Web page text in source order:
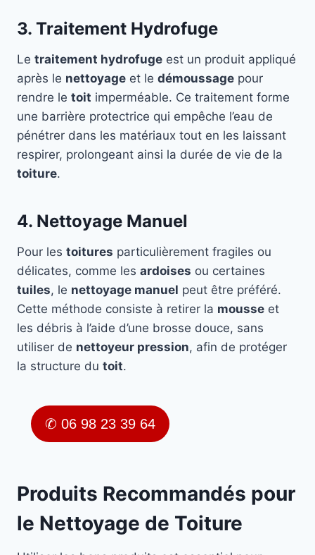
3. Traitement Hydrofuge
Le traitement hydrofuge est un produit appliqué
après le nettoyage et le démoussage pour
rendre le toit imperméable. Ce traitement forme
une barrière protectrice qui empêche l’eau de
pénétrer dans les matériaux tout en les laissant
respirer, prolongeant ainsi la durée de vie de la
toiture.
4. Nettoyage Manuel
Pour les toitures particulièrement fragiles ou
délicates, comme les ardoises ou certaines
tuiles, le nettoyage manuel peut être préféré.
Cette méthode consiste à retirer la mousse et
les débris à l’aide d’une brosse douce, sans
utiliser de nettoyeur pression, afin de protéger
la structure du toit.
✆ 06 98 23 39 64
Produits Recommandés pour
le Nettoyage de Toiture